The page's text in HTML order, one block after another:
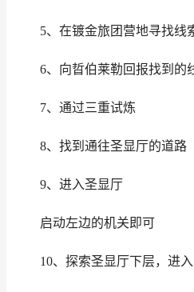
5、在镀金旅团营地寻找线
6、向晢伯莱勒回报找到的
7、通过三重试炼
8、找到通往圣显厅的道路
9、进入圣显厅
启动左边的机关即可
10、探索圣显厅下层，进入